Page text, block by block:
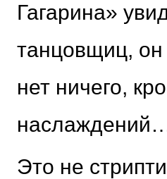
Гагарина»
танцовщиц, он
нет ничего,
Это не